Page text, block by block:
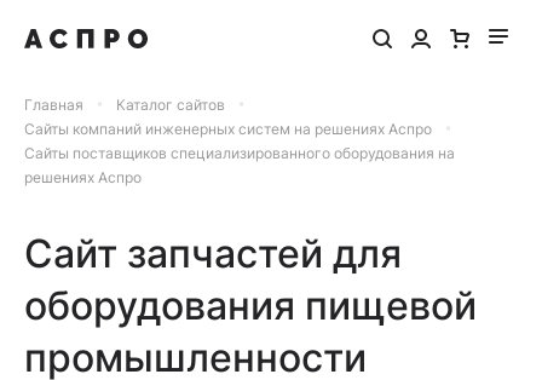
Главная
Каталог сайтов
Сайты компаний инженерных систем на решениях Аспро
Сайты поставщиков специализированного оборудования на
решениях Аспро
Сайт запчастей для
оборудования пищевой
промышленности